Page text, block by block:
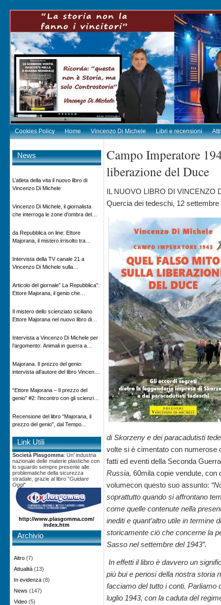
Cookies Policy Home Vincenzo Di Michele Libri e recensioni
News
L’atleta della vita il nuovo libro di
Vincenzo Di Michele
Vincenzo Di Michele, il giornalista
che interroga le zone d’ombra del
da Repubblica on line: Ettore
Majorana, il mistero irrisolto tra
Intervista della TV canale 21 a
Vincenzo Di Michele sulla
Articolo del giornale” La Repubblica”:
Ettore Majorana, il genio che
Il mistero dello scienziato siciliano
Ettore Majorana nel nuovo libro di
Adnkronos
Intervista a Vincenzo Di Michele per
l’argomento: Animali in guerra a
in onda su Espansione TV
Majorana. Il prezzo del genio:
intervista all’autore del libro Vincenzo
“Ettore Majorana ‒ Il prezzo del
genio” #2: l’incontro con gli scienziati
Recensione del libro “Majorana, il
prezzo del genio”, dal Tempo
Link Utili
Società Plasgomma: Un' industria
nazionale delle materie plastiche con
lo sguardo sempre presente alle
problematiche della sicurezza
stradale, grazie al libro "Guidare
Oggi"
http://www.plasgomma.com/
index.htm
Archivio
Altro (7)
Attualità (13)
In evidenza (8)
News (147)
Video (5)
Campo Imperatore
liberazione del Duce
IL NUOVO LIBRO DI VINCENZO
Quercia dei tedeschi, 12
di Skorzeny e dei paracadutisti
volte si è cimentato con numerose
fatti ed eventi della Seconda
Russia, 60mila copie vendute, con
volumecon questo suo assunto:
soprattutto quando si affrontano
come quelle contenute nella
inediti e quant’altro utile in termine
storicamente ciò che concerne la
Sasso nel settembre del 1943”.
In effetti il libro è davvero un
più bui e penosi della nostra storia
facciamo del tutto i conti. Parliamo
luglio 1943, con la caduta del